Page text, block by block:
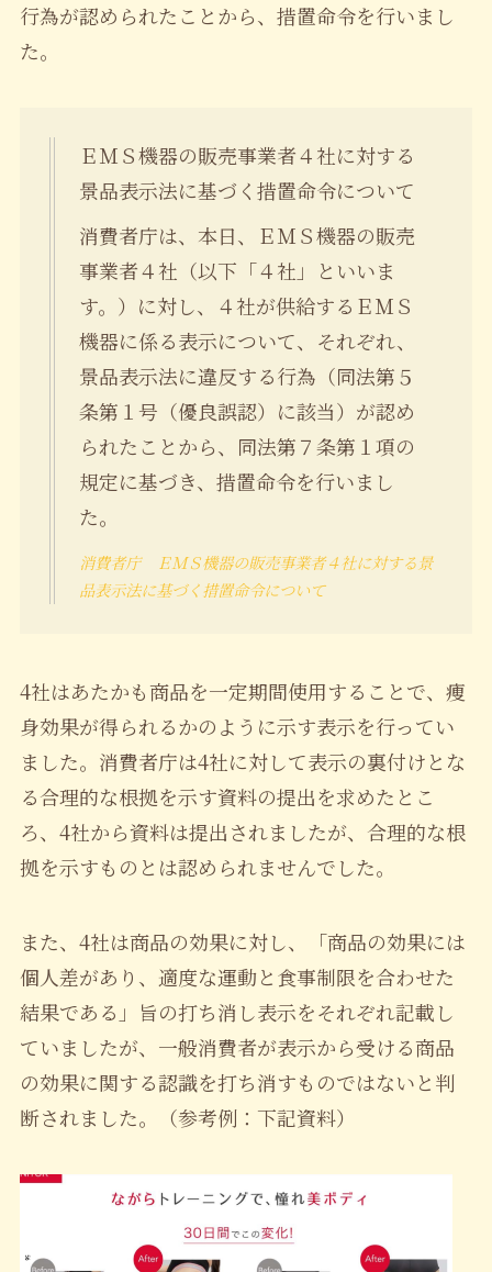
行為が認められたことから、措置命令を行いまし
た。
ＥＭＳ機器の販売事業者４社に対する
景品表示法に基づく措置命令について
消費者庁は、本日、ＥＭＳ機器の販売
事業者４社（以下「４社」といいま
す。）に対し、４社が供給するＥＭＳ
機器に係る表示について、それぞれ、
景品表示法に違反する行為（同法第５
条第１号（優良誤認）に該当）が認め
られたことから、同法第７条第１項の
規定に基づき、措置命令を行いまし
た。
消費者庁 ＥＭＳ機器の販売事業者４社に対する景
品表示法に基づく措置命令について
4社はあたかも商品を一定期間使用することで、痩
身効果が得られるかのように示す表示を行ってい
ました。消費者庁は4社に対して表示の裏付けとな
る合理的な根拠を示す資料の提出を求めたとこ
ろ、4社から資料は提出されましたが、合理的な根
拠を示すものとは認められませんでした。
また、4社は商品の効果に対し、「商品の効果には
個人差があり、適度な運動と食事制限を合わせた
結果である」旨の打ち消し表示をそれぞれ記載し
ていましたが、一般消費者が表示から受ける商品
の効果に関する認識を打ち消すものではないと判
断されました。（参考例：下記資料）